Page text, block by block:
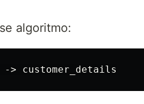
algoritmo: